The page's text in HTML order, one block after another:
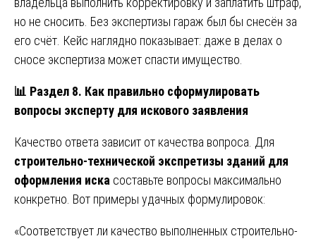
но не сносить. Без экспертизы гараж был бы снесён за
его счёт. Кейс наглядно показывает: даже в делах о
сносе экспертиза может спасти имущество.
📊 Раздел 8. Как правильно сформулировать
вопросы эксперту для искового заявления
Качество ответа зависит от качества вопроса. Для
строительно-технической экспретизы зданий для
оформления иска составьте вопросы максимально
конкретно. Вот примеры удачных формулировок:
«Соответствует ли качество выполненных строительно-